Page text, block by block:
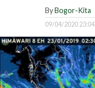
By Bogor-Kita
09/04/2020 23:04